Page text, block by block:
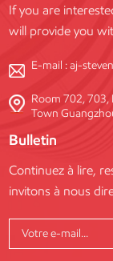
If you are
will provide you
E-mail :aj-
Room 702, 703,
Town
Bulletin
Continuez à lire,
invitons à nous